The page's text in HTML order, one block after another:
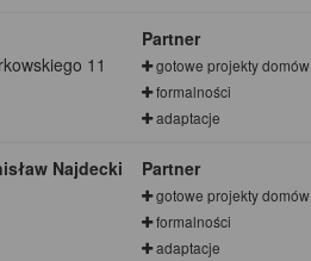
11
Partner
gotowe projekty domów
formalności
adaptacje
Najdecki
Partner
gotowe projekty domów
formalności
adaptacje